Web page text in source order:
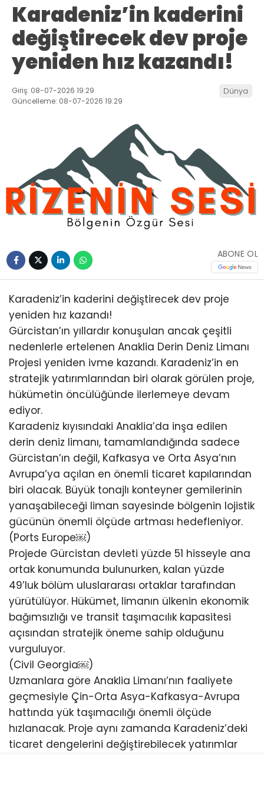
Karadeniz’in kaderini
değiştirecek dev proje
yeniden hız kazandı!
Giriş: 08-07-2026 19:29
Güncelleme: 08-07-2026 19:29
Dünya
ABONE OL
Karadeniz’in kaderini değiştirecek dev proje
yeniden hız kazandı!
Gürcistan’ın yıllardır konuşulan ancak çeşitli
nedenlerle ertelenen Anaklia Derin Deniz Limanı
Projesi yeniden ivme kazandı. Karadeniz’in en
stratejik yatırımlarından biri olarak görülen proje,
hükümetin öncülüğünde ilerlemeye devam
ediyor.
Karadeniz kıyısındaki Anaklia’da inşa edilen
derin deniz limanı, tamamlandığında sadece
Gürcistan’ın değil, Kafkasya ve Orta Asya’nın
Avrupa’ya açılan en önemli ticaret kapılarından
biri olacak. Büyük tonajlı konteyner gemilerinin
yanaşabileceği liman sayesinde bölgenin lojistik
gücünün önemli ölçüde artması hedefleniyor.
(Ports Europe⁠￼)
Projede Gürcistan devleti yüzde 51 hisseyle ana
ortak konumunda bulunurken, kalan yüzde
49’luk bölüm uluslararası ortaklar tarafından
yürütülüyor. Hükümet, limanın ülkenin ekonomik
bağımsızlığı ve transit taşımacılık kapasitesi
açısından stratejik öneme sahip olduğunu
vurguluyor.
(Civil Georgia⁠￼)
Uzmanlara göre Anaklia Limanı’nın faaliyete
geçmesiyle Çin-Orta Asya-Kafkasya-Avrupa
hattında yük taşımacılığı önemli ölçüde
hızlanacak. Proje aynı zamanda Karadeniz’deki
ticaret dengelerini değiştirebilecek yatırımlar